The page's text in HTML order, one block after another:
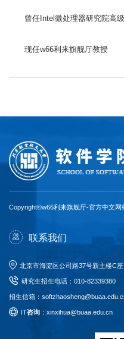
曾任Intel微处理器研究院高
现任w66利来旗舰厅教授
Copyright©w66利来旗舰厅-官方中文网
联系我们
北京市海淀区公司路37号新主楼C座
研究生招生电话： 010-82339380
招生信箱：
IT咨询：xinxihua@buaa.edu.cn